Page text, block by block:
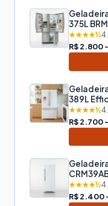
375L
★★★★½
R$ 2.800
389L
★★★★½
R$ 2.700
★★★★½
R$ 2.400